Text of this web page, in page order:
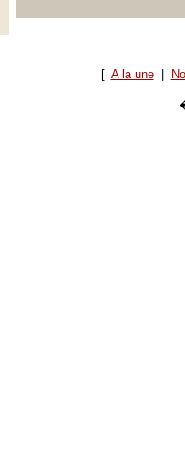
[ A la une|